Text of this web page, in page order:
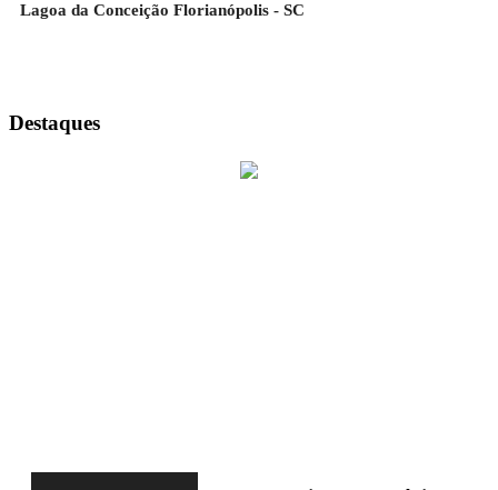
Lagoa da Conceição Florianópolis - SC
Destaques